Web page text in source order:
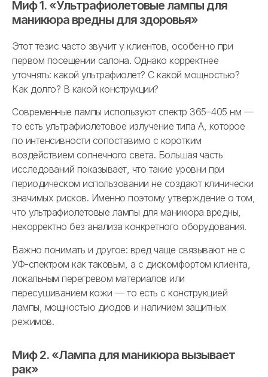
Миф 1. «Ультрафиолетовые лампы для
маникюра вредны для здоровья»
Этот тезис часто звучит у клиентов, особенно при
первом посещении салона. Однако корректнее
уточнять: какой ультрафиолет? С какой мощностью?
Как долго? В какой конструкции?
Современные лампы используют спектр 365–405 нм —
то есть ультрафиолетовое излучение типа А, которое
по интенсивности сопоставимо с коротким
воздействием солнечного света. Большая часть
исследований показывает, что такие уровни при
периодическом использовании не создают клинически
значимых рисков. Именно поэтому утверждение о том,
что ультрафиолетовые лампы для маникюра вредны,
некорректно без анализа конкретного оборудования.
Важно понимать и другое: вред чаще связывают не с
УФ-спектром как таковым, а с дискомфортом клиента,
локальным перегревом материалов или
пересушиванием кожи — то есть с конструкцией
лампы, мощностью диодов и наличием защитных
режимов.
Миф 2. «Лампа для маникюра вызывает
рак»